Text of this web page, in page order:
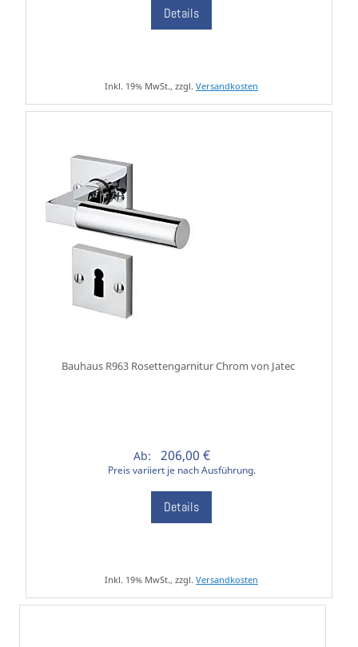
Details
Inkl. 19% MwSt., zzgl. Versandkosten
Bauhaus R963 Rosettengarnitur Chrom von Jatec
Ab: 206,00 €
Preis variiert je nach Ausführung.
Details
Inkl. 19% MwSt., zzgl. Versandkosten